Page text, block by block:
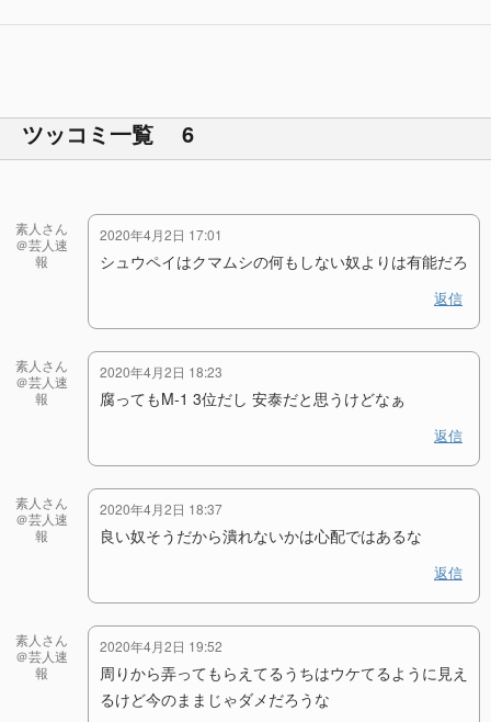
ツッコミ一覧 6
素人さん
＠芸人速
報
2020年4月2日 17:01
シュウペイはクマムシの何もしない奴よりは有能だろ
返信
素人さん
＠芸人速
報
2020年4月2日 18:23
腐ってもM-1 3位だし 安泰だと思うけどなぁ
返信
素人さん
＠芸人速
報
2020年4月2日 18:37
良い奴そうだから潰れないかは心配ではあるな
返信
素人さん
＠芸人速
報
2020年4月2日 19:52
周りから弄ってもらえてるうちはウケてるように見え
るけど今のままじゃダメだろうな